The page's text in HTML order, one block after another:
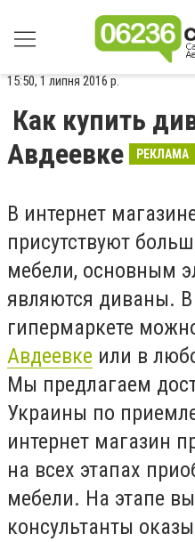
15:50, 1 липня 2016 р.
Как купить
Авдеевке
РЕКЛАМА
В интернет
присутствуют
мебели, основным
являются диваны.
гипермаркете
Авдеевке или в
Мы предлагаем
Украины по
интернет магазин
на всех этапах
мебели. На этапе
консультанты